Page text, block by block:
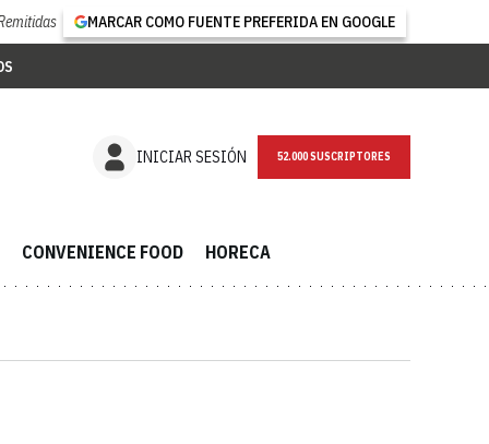
MARCAR COMO FUENTE PREFERIDA EN GOOGLE
INICIAR SESIÓN NEWSLETTER
CONVENIENCE FOOD HORECA